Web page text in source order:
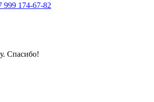
999 174-67-82
Спасибо!